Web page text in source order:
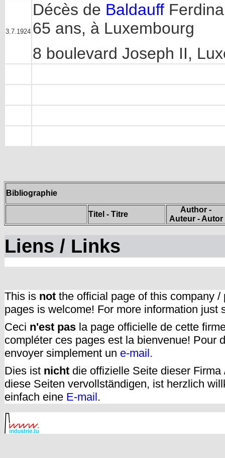
3.7.1924
Décès de Baldauff
65 ans, à Luxembourg
8 boulevard Joseph II,
Bibliographie
Titel - Titre
Author -
Auteur - Autor
Liens / Links
This is not the official page of this company
pages is welcome! For more information just
Ceci n'est pas la page officielle de cette
compléter ces pages est la bienvenue! Pour
envoyer simplement un e-mail.
Dies ist nicht die offizielle Seite dieser
diese Seiten vervollständigen, ist herzlich
einfach eine E-mail.